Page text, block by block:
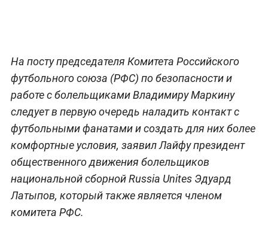
На посту председателя Комитета Российского
футбольного союза (РФС) по безопасности и
работе с болельщиками Владимиру Маркину
следует в первую очередь наладить контакт с
футбольными фанатами и создать для них более
комфортные условия, заявил Лайфу президент
общественного движения болельщиков
национальной сборной Russia Unites Эдуард
Латыпов, который также является членом
комитета РФС.